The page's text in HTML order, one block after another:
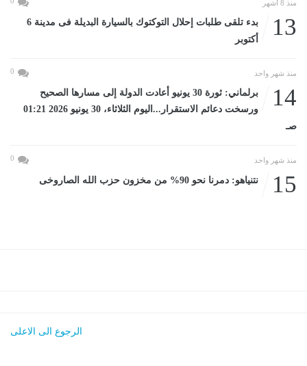
منذ 8 أشهر
13
بدء تلقى طلبات إحلال التوكتوك بالسيارة البديلة فى مدينة 6
أكتوبر
منذ شهر واحد 0
14
برلماني: ثورة 30 يونيو أعادت الدولة إلى مسارها الصحيح
ورسخت دعائم الاستقرار...اليوم الثلاثاء، 30 يونيو 2026 01:21
صـ
منذ شهر واحد 0
15 نتنياهو: دمرنا نحو 90% من مخزون حزب الله الصاروخى
الرجوع الى الاعلى